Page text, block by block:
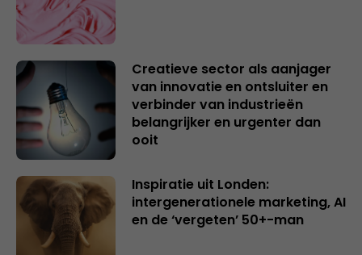
Creatieve sector als aanjager
van innovatie en ontsluiter en
verbinder van industrieën
belangrijker en urgenter dan
ooit
Inspiratie uit Londen:
intergenerationele marketing, AI
en de ‘vergeten’ 50+-man